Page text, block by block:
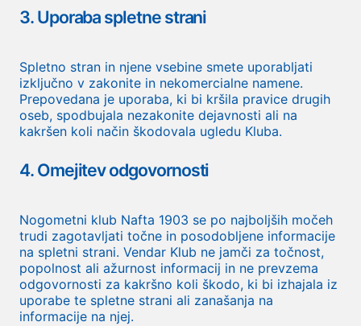
3. Uporaba spletne strani
Spletno stran in njene vsebine smete uporabljati
izključno v zakonite in nekomercialne namene.
Prepovedana je uporaba, ki bi kršila pravice drugih
oseb, spodbujala nezakonite dejavnosti ali na
kakršen koli način škodovala ugledu Kluba.
4. Omejitev odgovornosti
Nogometni klub Nafta 1903 se po najboljših močeh
trudi zagotavljati točne in posodobljene informacije
na spletni strani. Vendar Klub ne jamči za točnost,
popolnost ali ažurnost informacij in ne prevzema
odgovornosti za kakršno koli škodo, ki bi izhajala iz
uporabe te spletne strani ali zanašanja na
informacije na njej.